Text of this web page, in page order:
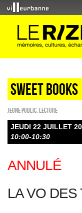
Sweet Books
Jeune public Lecture
JEUDI 22 JUILLET
10:00-10:30
ANNULÉ
LA VO DES